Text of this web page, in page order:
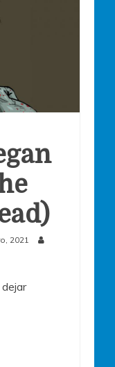
2021